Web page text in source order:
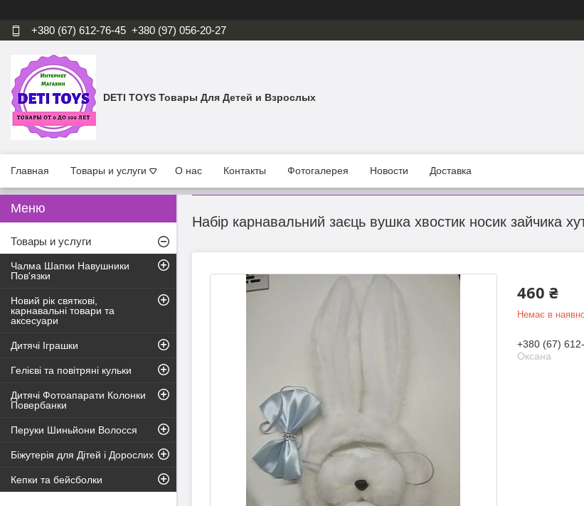
+380 (67) 612-76-45 +380 (97) 056-20-27
DETI TOYS Товары Для Детей и Взрослых
Главная Товары и услуги О нас Контакты Фотогалерея Новости Доставка
Набір карнавальний заєць вушка хвостик носик зайчика
460 ₴
Немає в
+380 (67)
Оксана
Товары и услуги
Чалма Шапки Навушники
Пов'язки
Новий рік святкові,
карнавальні товари та
аксесуари
Дитячі Іграшки
Гелієві та повітряні кульки
Дитячі Фотоапарати Колонки
Повербанки
Перуки Шиньйони Волосся
Біжутерія для Дітей і Дорослих
Кепки та бейсболки